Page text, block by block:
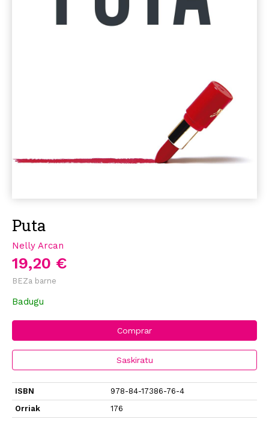
Puta
Nelly Arcan
19,20 €
BEZa barne
Badugu
Comprar
Saskiratu
ISBN
978-84-17386-76-4
Orriak
176